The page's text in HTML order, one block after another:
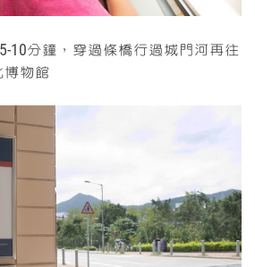
10分鐘，穿過條橋行過城門河再往
博物館